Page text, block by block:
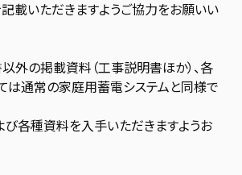
載いただきますようご協力をお願いい
外の掲載資料（工事説明書ほか）、各
は通常の家庭用蓄電システムと同様で
び各種資料を入手いただきますようお